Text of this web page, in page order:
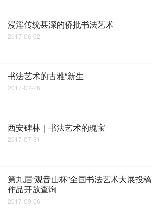
浸淫传统甚深的侨批书法艺术
2017-06-02
书法艺术的古雅“新生
2017-07-26
西安碑林｜书法艺术的瑰宝
2017-07-31
第九届“观音山杯”全国书法艺术大展投稿
作品开放查询
2017-09-06